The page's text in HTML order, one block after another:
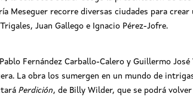
Meseguer recorre diversas ciudades para
Juan Gallego e Ignacio Pérez-Jofre.
Fernández Carballo-Calero y Guillermo
La obra los sumergen en un mundo de
Perdición, de Billy Wilder, que se podrá volver